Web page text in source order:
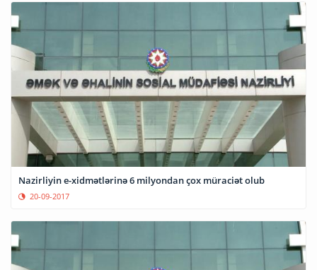
Nazirliyin e-xidmətlərinə 6 milyondan çox müraciət olub
20-09-2017